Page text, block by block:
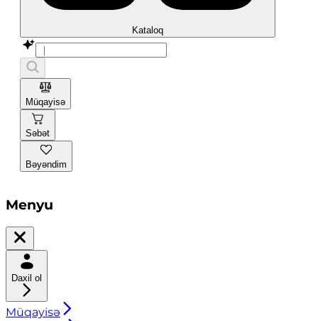
Kataloq
Müqayisə
Səbət
Bəyəndim
Menyu
Daxil ol
Müqayisə